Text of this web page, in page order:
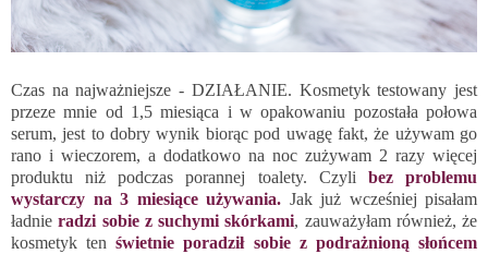
Czas na najważniejsze - DZIAŁANIE. Kosmetyk testowany jest
przeze mnie od 1,5 miesiąca i w opakowaniu pozostała połowa
serum, jest to dobry wynik biorąc pod uwagę fakt, że używam go
rano i wieczorem, a dodatkowo na noc zużywam 2 razy więcej
produktu niż podczas porannej toalety. Czyli bez problemu
wystarczy na 3 miesiące używania. Jak już wcześniej pisałam
ładnieradzi sobie z suchymi skórkami, zauważyłam również, że
kosmetyk tenświetnie poradził sobie z podrażnioną słońcem